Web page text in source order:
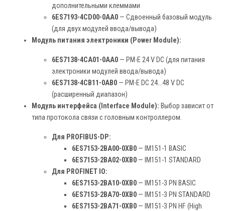
дополнительными клеммами
6ES7193-4CD00-0AA0 — Сдвоенный базовый модуль
(для двух модулей ввода/вывода)
Модуль питания электроники (Power Module):
6ES7138-4CA01-0AA0 — PM-E 24 V DC (для питания
электроники модулей ввода/вывода)
6ES7138-4CB11-0AB0 — PM-E DC 24...48 V DC
(расширенный диапазон)
Модуль интерфейса (Interface Module): Выбор зависит от
типа протокола связи с головным контроллером.
Для PROFIBUS-DP:
6ES7153-2BA00-0XB0 — IM151-1 BASIC
6ES7153-2BA02-0XB0 — IM151-1 STANDARD
Для PROFINET IO:
6ES7153-2BA10-0XB0 — IM151-3 PN BASIC
6ES7153-2BA70-0XB0 — IM151-3 PN STANDARD
6ES7153-2BA71-0XB0 — IM151-3 PN HF (High